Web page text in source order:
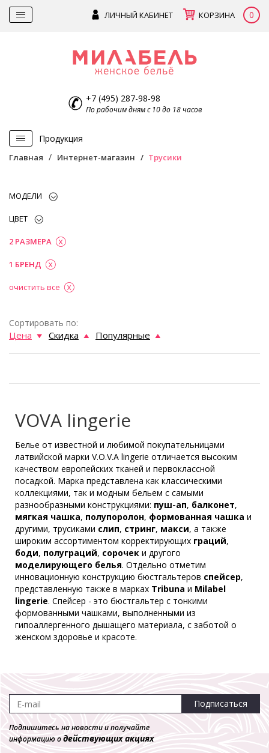
ЛИЧНЫЙ КАБИНЕТ КОРЗИНА 0
+7 (495) 287-98-98
По рабочим дням с 10 до 18 часов
Продукция
Главная Интернет-магазин Трусики
МОДЕЛИ
ЦВЕТ
2 РАЗМЕРА
1 БРЕНД
очистить все
Сортировать по:
Цена Скидка Популярные
VOVA lingerie
Белье от известной и любимой покупательницами
латвийской марки V.O.V.A lingerie отличается высоким
качеством европейских тканей и первоклассной
посадкой. Марка представлена как классическими
коллекциями, так и модным бельем с самыми
разнообразными конструкциями: пуш-ап, балконет,
мягкая чашка, полупоролон, формованная чашка и
другими, трусиками слип, стринг, макси, а также
широким ассортиментом корректирующих граций,
боди, полуграций, сорочек и другого
моделирующего белья. Отдельно отметим
инновационную конструкцию бюстгальтеров спейсер,
представленную также в марках Tribuna и Milabel
lingerie. Спейсер - это бюстгальтер с тонкими
формованными чашками, выполненными из
гипоаллергенного дышащего материала, с заботой о
женском здоровье и красоте.
Подписаться
Подпишитесь на новости и получайте
информацию одействующих акциях